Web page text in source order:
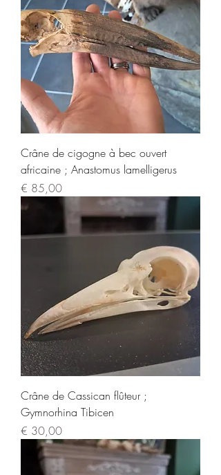
Crâne de cigogne à bec ouvert
africaine ; Anastomus lamelligerus
Prijs
€ 85,00
Crâne de Cassican flûteur ;
Gymnorhina Tibicen
Prijs
€ 30,00